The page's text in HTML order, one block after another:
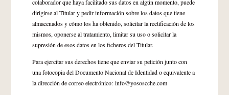
colaborador que haya facilitado sus datos en algún momento, puede
dirigirse al Titular y pedir información sobre los datos que tiene
almacenados y cómo los ha obtenido, solicitar la rectificación de los
mismos, oponerse al tratamiento, limitar su uso o solicitar la
supresión de esos datos en los ficheros del Titular.
Para ejercitar sus derechos tiene que enviar su petición junto con
una fotocopia del Documento Nacional de Identidad o equivalente a
la dirección de correo electrónico: info@yososcche.com